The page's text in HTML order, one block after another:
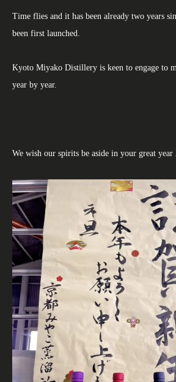
Time flies and it has been already two years
been first launched.
Kyoto Miyako Distillery is keen to engage to
year by year.
We wish our spirits be aside in your great year